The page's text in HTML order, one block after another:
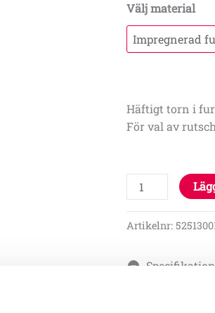
Välj material
Häftigt torn i
För val av
Artikelnr: